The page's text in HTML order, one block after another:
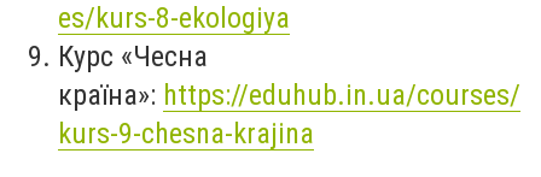
es/kurs-8-ekologiya
Курс «Чесна
країна»: https://eduhub.in.ua/courses/
kurs-9-chesna-krajina